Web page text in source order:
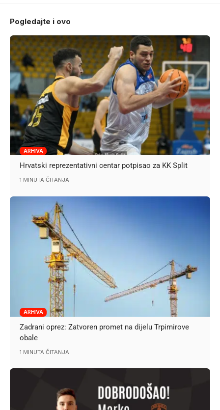
Pogledajte i ovo
ARHIVA
Hrvatski reprezentativni centar potpisao za KK Split
1 MINUTA ČITANJA
ARHIVA
Zadrani oprez: Zatvoren promet na dijelu Trpimirove
obale
1 MINUTA ČITANJA